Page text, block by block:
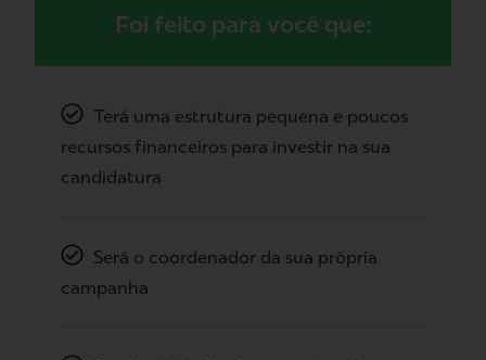
Foi feito para você que:
Terá uma estrutura pequena e poucos
recursos financeiros para investir na sua
candidatura
Será o coordenador da sua própria
campanha